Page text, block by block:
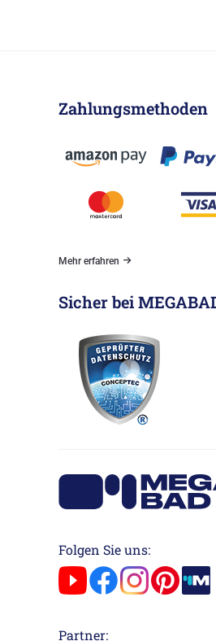
Zahlungsmethoden
Mehr erfahren
Sicher bei
Folgen Sie uns:
Partner: